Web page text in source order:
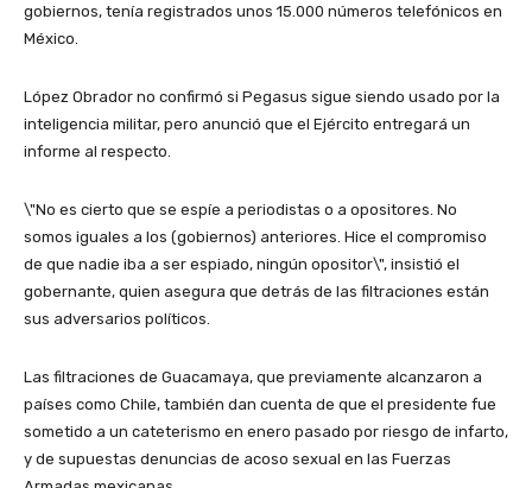
gobiernos, tenía registrados unos 15.000 números telefónicos en
México.
López Obrador no confirmó si Pegasus sigue siendo usado por la
inteligencia militar, pero anunció que el Ejército entregará un
informe al respecto.
\"No es cierto que se espíe a periodistas o a opositores. No
somos iguales a los (gobiernos) anteriores. Hice el compromiso
de que nadie iba a ser espiado, ningún opositor\", insistió el
gobernante, quien asegura que detrás de las filtraciones están
sus adversarios políticos.
Las filtraciones de Guacamaya, que previamente alcanzaron a
países como Chile, también dan cuenta de que el presidente fue
sometido a un cateterismo en enero pasado por riesgo de infarto,
y de supuestas denuncias de acoso sexual en las Fuerzas